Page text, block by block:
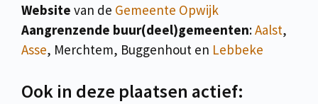
Website van de Gemeente Opwijk
Aangrenzende buur(deel)gemeenten:Aalst,
Asse, Merchtem, Buggenhout en Lebbeke
Ook in deze plaatsen actief: